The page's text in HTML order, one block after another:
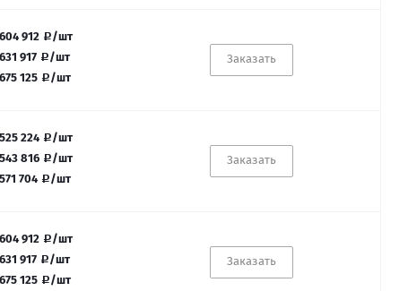
604 912 /шт
631 917 /шт
675 125 /шт
Заказать
525 224 /шт
543 816 /шт
571 704 /шт
Заказать
604 912 /шт
631 917 /шт
675 125 /шт
Заказать